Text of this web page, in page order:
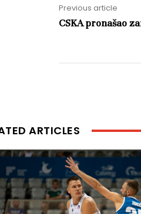
Previous article
CSKA pronašao
ARTICLES